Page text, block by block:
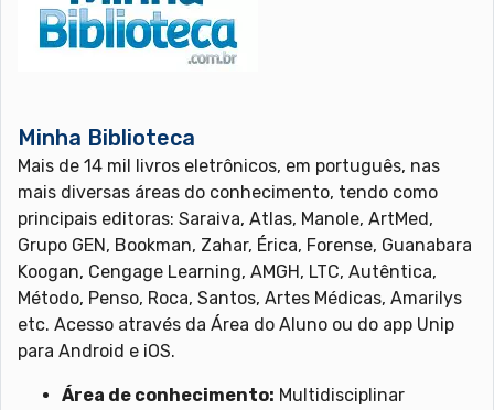
Minha Biblioteca
Mais de 14 mil livros eletrônicos, em português, nas
mais diversas áreas do conhecimento, tendo como
principais editoras: Saraiva, Atlas, Manole, ArtMed,
Grupo GEN, Bookman, Zahar, Érica, Forense, Guanabara
Koogan, Cengage Learning, AMGH, LTC, Autêntica,
Método, Penso, Roca, Santos, Artes Médicas, Amarilys
etc. Acesso através da Área do Aluno ou do app Unip
para Android e iOS.
Área de conhecimento: Multidisciplinar